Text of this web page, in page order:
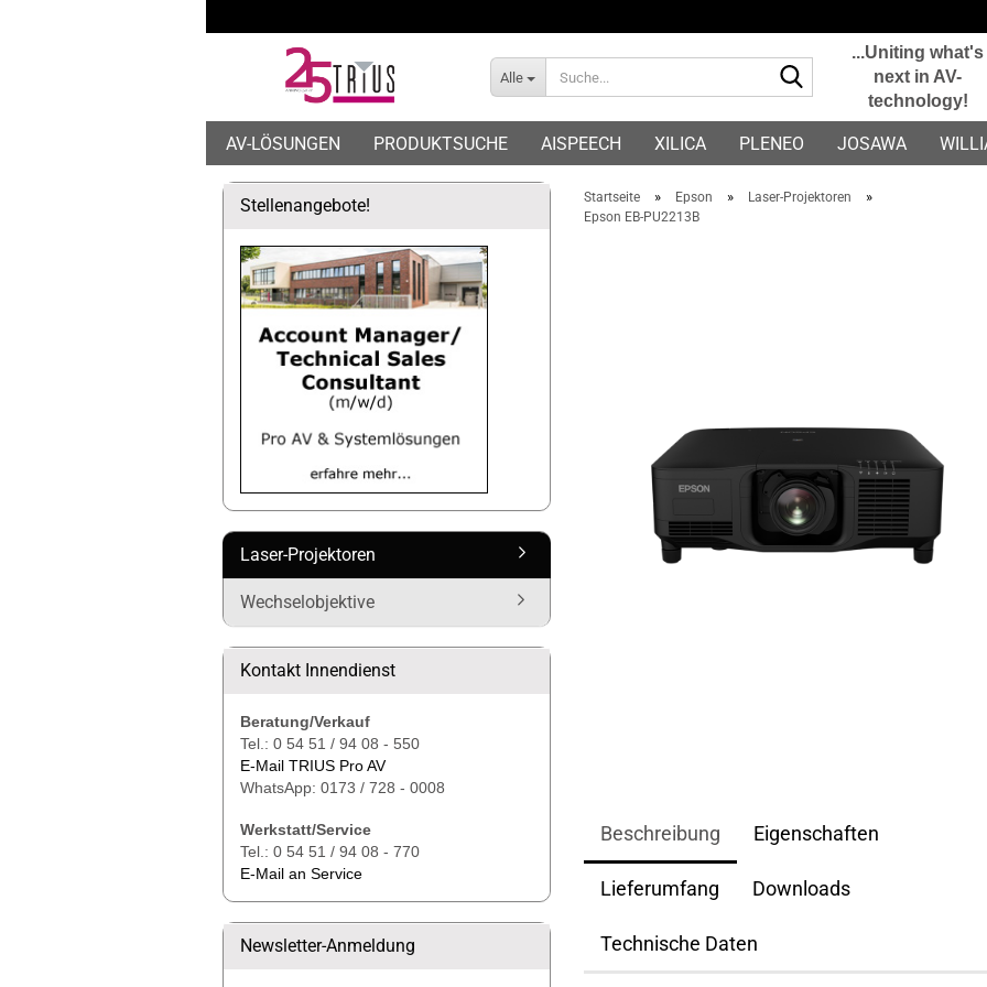
E-Mail
Passwort
Alle
...Uniting what's
next in AV-
technology!
AV-LÖSUNGEN PRODUKTSUCHE AISPEECH XILICA PLENEO JOSAWA
Startseite » Epson » Laser-Projektoren »
Epson EB-PU2213B
Beschreibung Eigenschaften
Lieferumfang Downloads
Technische Daten
Stellenangebote!
Laser-Projektoren
Wechselobjektive
Kontakt Innendienst
Beratung/Verkauf
Tel.: 0 54 51 / 94 08 - 550
E-Mail TRIUS Pro AV
WhatsApp: 0173 / 728 - 0008
Werkstatt/Service
Tel.: 0 54 51 / 94 08 - 770
E-Mail an Service
Newsletter-Anmeldung